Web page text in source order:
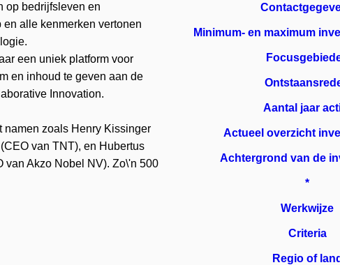
op bedrijfsleven en
alle kenmerken vertonen
een uniek platform voor
en inhoud te geven aan de
Innovation.
namen zoals Henry Kissinger
van TNT), en Hubertus
van Akzo Nobel NV). Zo\'n 500
Minimum- en maximum
Aantal jaar
Actueel overzicht
Achtergrond van de
*
Werkwijze
Criteria
Regio of land